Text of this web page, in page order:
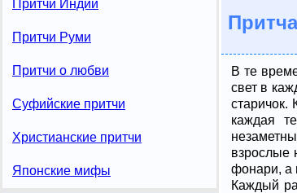
Притчи Индии
Притчи Руми
Притчи о любви
Суфийские притчи
Христианские притчи
Японские мифы
В те
свет в
старичок.
каждая
взрослые
фонари, а
Каждый